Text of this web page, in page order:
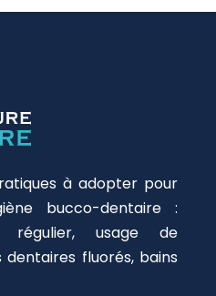
à adopter pour
bucco-dentaire :
régulier, usage de
fluorés, bains